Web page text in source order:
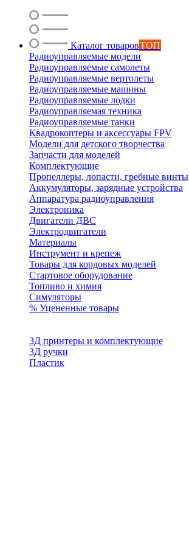
Каталог товаровТОП
Радиоуправляемые модели
Радиоуправляемые самолеты
Радиоуправляемые вертолеты
Радиоуправляемые машины
Радиоуправляемые лодки
Радиоуправляемая техника
Радиоуправляемые танки
Квадрокоптеры и аксессуары FPV
Модели для детского творчества
Запчасти для моделей
Комплектующие
Пропеллеры, лопасти, гребные винты
Аккумуляторы, зарядные устройства
Аппаратура радиоуправления
Электроника
Двигатели ДВС
Электродвигатели
Материалы
Инструмент и крепеж
Товары для кордовых моделей
Стартовое оборудование
Топливо и химия
Симуляторы
% Уцененные товары
3Д принтеры и комплектующие
3Д ручки
Пластик